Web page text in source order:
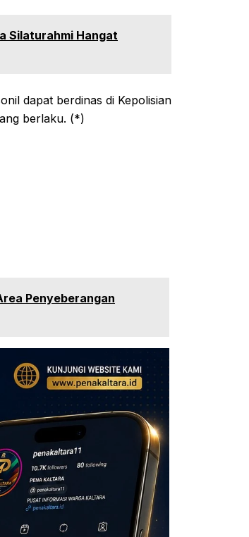
Silaturahmi Hangat
dapat berdinas di Kepolisian
berlaku. (*)
Penyeberangan